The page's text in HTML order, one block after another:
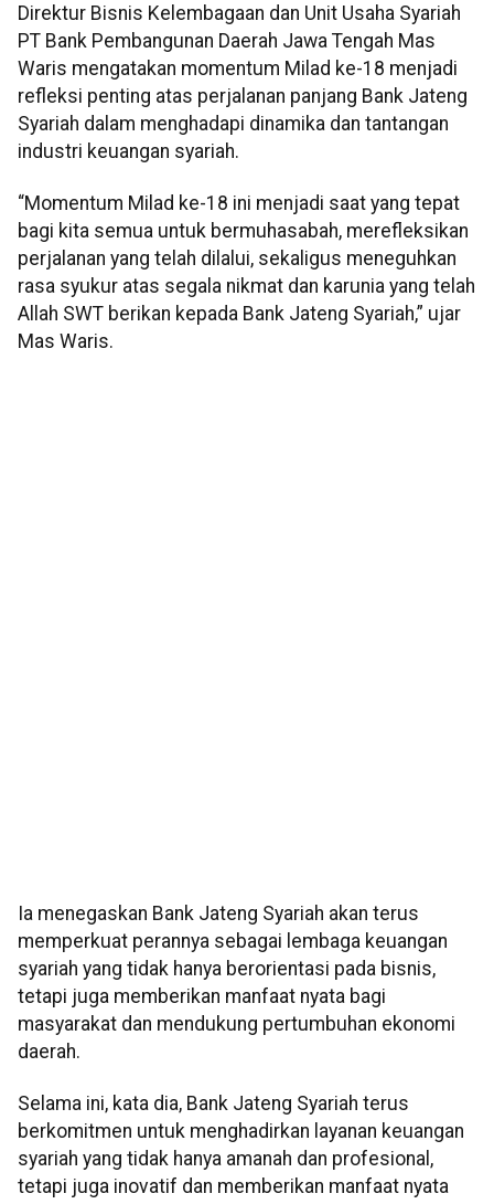
Direktur Bisnis Kelembagaan dan Unit Usaha Syariah
PT Bank Pembangunan Daerah Jawa Tengah Mas
Waris mengatakan momentum Milad ke-18 menjadi
refleksi penting atas perjalanan panjang Bank Jateng
Syariah dalam menghadapi dinamika dan tantangan
industri keuangan syariah.
“Momentum Milad ke-18 ini menjadi saat yang tepat
bagi kita semua untuk bermuhasabah, merefleksikan
perjalanan yang telah dilalui, sekaligus meneguhkan
rasa syukur atas segala nikmat dan karunia yang telah
Allah SWT berikan kepada Bank Jateng Syariah,” ujar
Mas Waris.
Ia menegaskan Bank Jateng Syariah akan terus
memperkuat perannya sebagai lembaga keuangan
syariah yang tidak hanya berorientasi pada bisnis,
tetapi juga memberikan manfaat nyata bagi
masyarakat dan mendukung pertumbuhan ekonomi
daerah.
Selama ini, kata dia, Bank Jateng Syariah terus
berkomitmen untuk menghadirkan layanan keuangan
syariah yang tidak hanya amanah dan profesional,
tetapi juga inovatif dan memberikan manfaat nyata